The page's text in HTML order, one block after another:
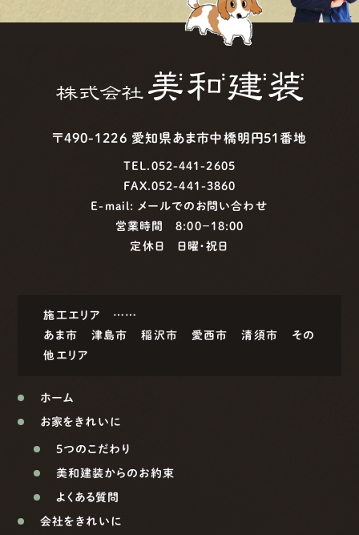
〒490-1226 愛知県あま市中橋明円51番地
TEL.052-441-2605
FAX.052-441-3860
E-mail: メールでのお問い合わせ
営業時間 8:00−18:00
定休日 日曜・祝日
施工エリア ……
あま市
津島市 稲沢市 愛西市 清須市
その
他エリア
ホーム
お家をきれいに
5つのこだわり
美和建装からのお約束
よくある質問
会社をきれいに